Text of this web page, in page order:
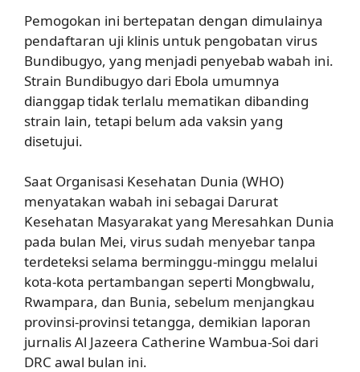
Pemogokan ini bertepatan dengan dimulainya
pendaftaran uji klinis untuk pengobatan virus
Bundibugyo, yang menjadi penyebab wabah ini.
Strain Bundibugyo dari Ebola umumnya
dianggap tidak terlalu mematikan dibanding
strain lain, tetapi belum ada vaksin yang
disetujui.
Saat Organisasi Kesehatan Dunia (WHO)
menyatakan wabah ini sebagai Darurat
Kesehatan Masyarakat yang Meresahkan Dunia
pada bulan Mei, virus sudah menyebar tanpa
terdeteksi selama berminggu-minggu melalui
kota-kota pertambangan seperti Mongbwalu,
Rwampara, dan Bunia, sebelum menjangkau
provinsi-provinsi tetangga, demikian laporan
jurnalis Al Jazeera Catherine Wambua-Soi dari
DRC awal bulan ini.